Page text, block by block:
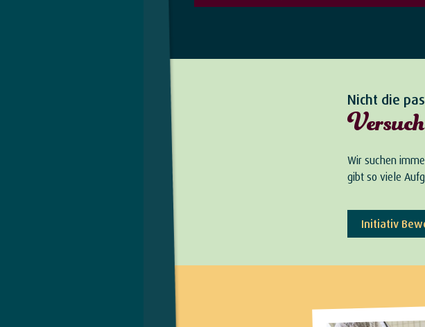
Nicht die
Wir suchen
gibt so viele
Initiativ